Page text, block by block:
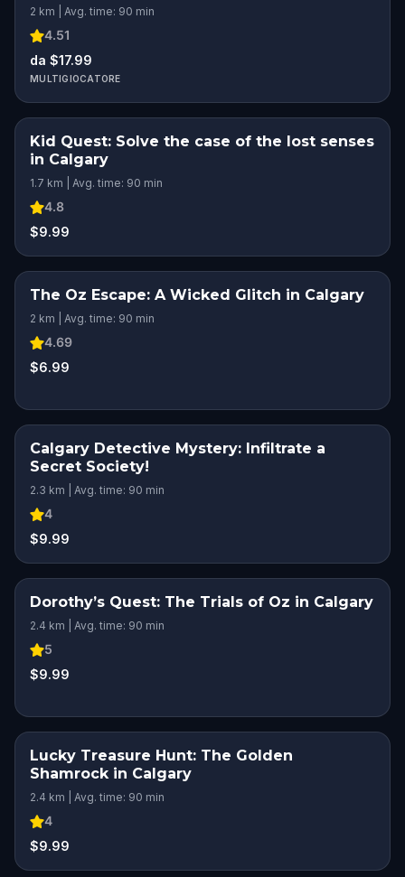
2 km | Avg. time: 90 min
4.51
da $17.99
MULTIGIOCATORE
Kid Quest: Solve the case of the lost senses
in Calgary
1.7 km | Avg. time: 90 min
4.8
$9.99
The Oz Escape: A Wicked Glitch in Calgary
2 km | Avg. time: 90 min
4.69
$6.99
Calgary Detective Mystery: Infiltrate a
Secret Society!
2.3 km | Avg. time: 90 min
4
$9.99
Dorothy’s Quest: The Trials of Oz in Calgary
2.4 km | Avg. time: 90 min
5
$9.99
Lucky Treasure Hunt: The Golden
Shamrock in Calgary
2.4 km | Avg. time: 90 min
4
$9.99